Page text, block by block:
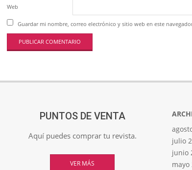
Web
Guardar mi nombre, correo electrónico y sitio web en este
PUNTOS DE VENTA
Aquí puedes comprar tu revista.
VER MÁS
julio
junio
mayo